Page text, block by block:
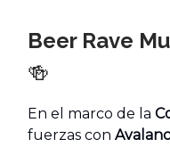
Beer Rave
🍻
En el marco de la
fuerzas con